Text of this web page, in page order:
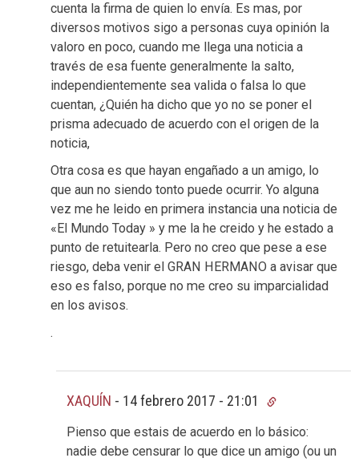
cuenta la firma de quien lo envía. Es mas, por
diversos motivos sigo a personas cuya opinión la
valoro en poco, cuando me llega una noticia a
través de esa fuente generalmente la salto,
independientemente sea valida o falsa lo que
cuentan, ¿Quién ha dicho que yo no se poner el
prisma adecuado de acuerdo con el origen de la
noticia,
Otra cosa es que hayan engañado a un amigo, lo
que aun no siendo tonto puede ocurrir. Yo alguna
vez me he leido en primera instancia una noticia de
«El Mundo Today » y me la he creido y he estado a
punto de retuitearla. Pero no creo que pese a ese
riesgo, deba venir el GRAN HERMANO a avisar que
eso es falso, porque no me creo su imparcialidad
en los avisos.
.
XAQUÍN - 14 febrero 2017 - 21:01
Pienso que estais de acuerdo en lo básico:
nadie debe censurar lo que dice un amigo (ou un